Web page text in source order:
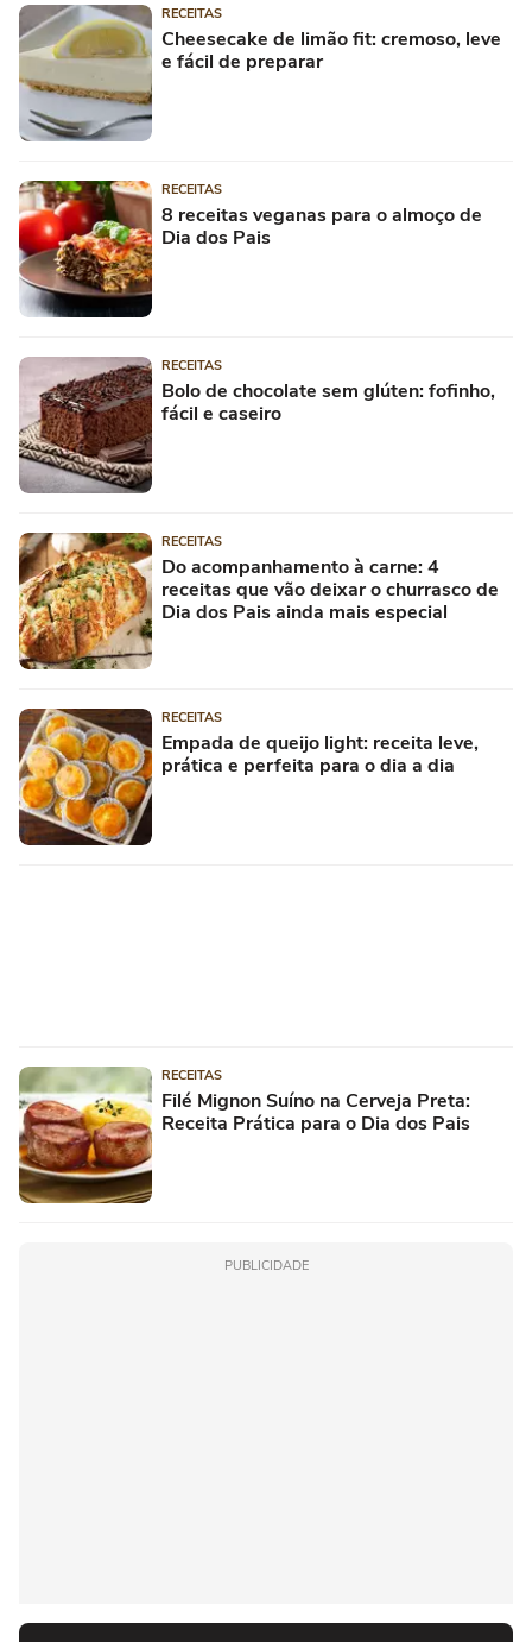
RECEITAS
Cheesecake de limão fit: cremoso, leve
e fácil de preparar
RECEITAS
8 receitas veganas para o almoço de
Dia dos Pais
RECEITAS
Bolo de chocolate sem glúten: fofinho,
fácil e caseiro
RECEITAS
Do acompanhamento à carne: 4
receitas que vão deixar o churrasco de
Dia dos Pais ainda mais especial
RECEITAS
Empada de queijo light: receita leve,
prática e perfeita para o dia a dia
RECEITAS
Filé Mignon Suíno na Cerveja Preta:
Receita Prática para o Dia dos Pais
PUBLICIDADE